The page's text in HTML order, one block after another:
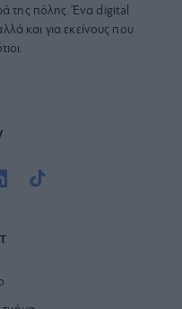
της πόλης. Ένα digital
και για εκείνους που